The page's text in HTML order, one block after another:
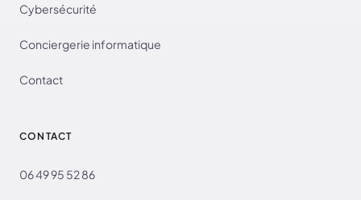
Cybersécurité
Conciergerie informatique
Contact
CONTACT
06 49 95 52 86